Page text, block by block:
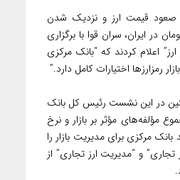
صعود قیمت ارز و نزدیک شدن
به مرز ۸۰ هزار تومان در ایران، سران قوا با برگزاری
اعلام کردند که “بانک مرکزی
رمزارز‌ها اختیارات کامل دارد.”
در این نشست رئیس کل بانک
مؤلفه‌های مؤثر بر بازار و نرخ
بانک مرکزی برای مدیریت بازار را
تجاری” و “مدیریت ارز تجاری” از